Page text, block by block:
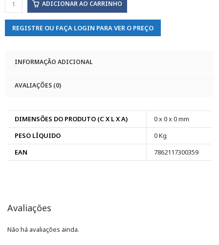
ADICIONAR AO CARRINHO
REGISTRE OU FAÇA LOGIN PARA VER O PREÇO
INFORMAÇÃO ADICIONAL
AVALIAÇÕES (0)
DIMENSÕES DO PRODUTO (C X L X A)
0 x 0 x 0 mm
PESO LÍQUIDO
0 Kg
EAN
7862117300359
Avaliações
Não há avaliações ainda.